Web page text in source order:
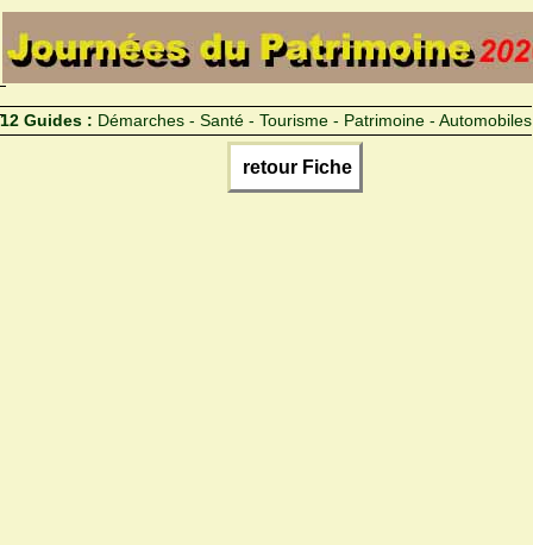
12 Guides : Démarches - Santé - Tourisme - Patrimoine - Automobiles
retour Fiche